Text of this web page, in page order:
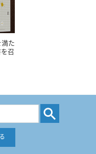
た
召